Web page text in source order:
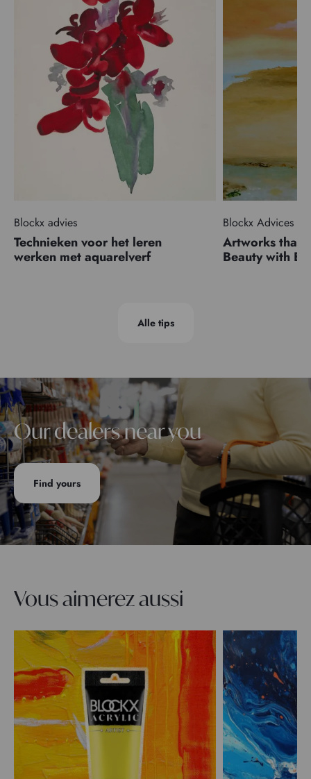
Blockx advies
Technieken voor het leren
werken met aquarelverf
Blockx Advices
Artworks that
Beauty with
Alle tips
Our dealers near you
Find yours
Vous aimerez aussi